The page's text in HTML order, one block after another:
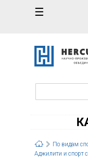
☰
По видам
Аджилити и спорт